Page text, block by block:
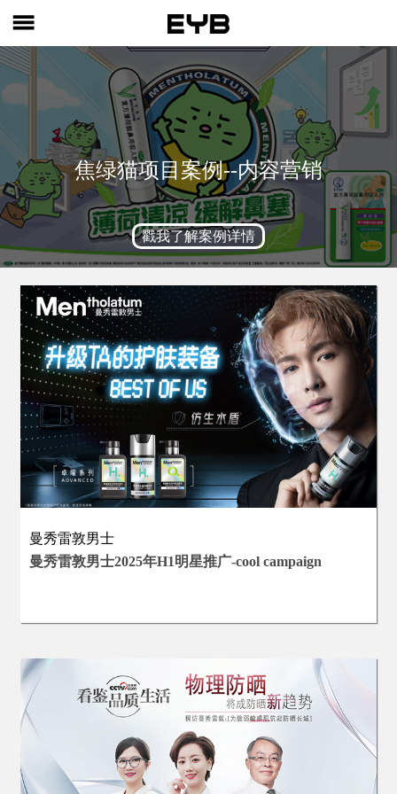

焦绿猫项目案例--内容营销
戳我了解案例详情
曼秀雷敦男士
曼秀雷敦男士2025年H1明星推广-cool campaign